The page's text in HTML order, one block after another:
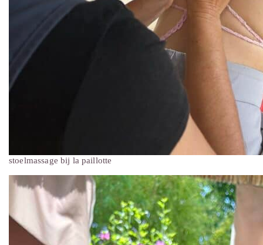
stoelmassage bij la paillotte